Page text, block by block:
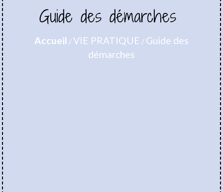
Guide des démarches
Accueil /VIE PRATIQUE / Guide des
démarches